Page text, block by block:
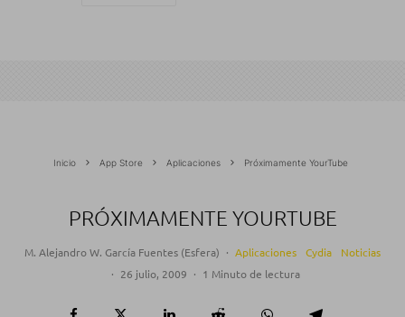
Inicio App Store Aplicaciones Próximamente YourTube
PRÓXIMAMENTE YOURTUBE
M. Alejandro W. García Fuentes (Esfera) · Aplicaciones Cydia
Noticias
· 26 julio, 2009 · 1 Minuto de lectura